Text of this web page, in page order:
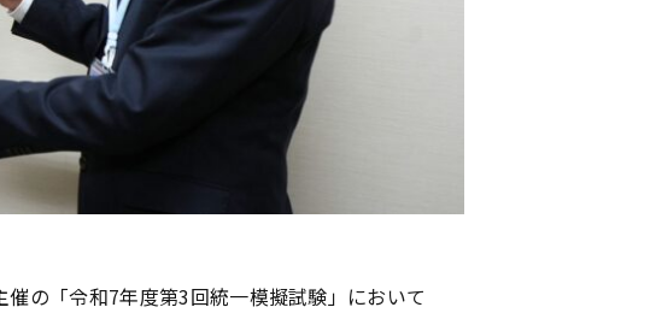
の「令和7年度第3回統一模擬試験」において